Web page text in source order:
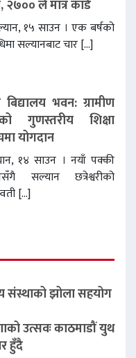
२७०० ले मात्र कार्ड
१५ साउन । एक बर्षको
सल्यानबाट चार […]
बिद्यालय भवन: ग्रामीण
गुणस्तरीय शिक्षा
योगदान
१४ साउन । नयाँ पक्की
सल्यान छत्रेश्वरीको
[…]
संस्थाको झोला सहयोग
उत्सवः काठमाडौं युथ
हुँदै